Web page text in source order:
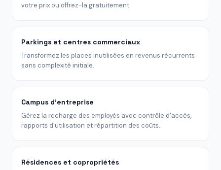
votre prix ou offrez-la gratuitement.
Parkings et centres commerciaux
Transformez les places inutilisées en revenus récurrents
sans complexité initiale.
Campus d'entreprise
Gérez la recharge des employés avec contrôle d'accès,
rapports d'utilisation et répartition des coûts.
Résidences et copropriétés